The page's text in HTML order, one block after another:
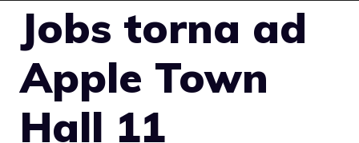
Jobs torna ad
Apple Town
Hall 11